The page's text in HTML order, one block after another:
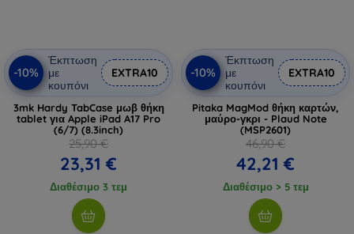
-10%
Έκπτωση
με
κουπόνι
EXTRA10
3mk Hardy TabCase μωβ θήκη
tablet για Apple iPad A17 Pro
(6/7) (8.3inch)
25,90 €
23,31 €
Διαθέσιμο 3 τεμ
-10%
Έκπτωση
με
κουπόνι
EXTRA10
Pitaka MagMod θήκη καρτών,
μαύρο-γκρι - Plaud Note
(MSP2601)
46,90 €
42,21 €
Διαθέσιμο > 5 τεμ